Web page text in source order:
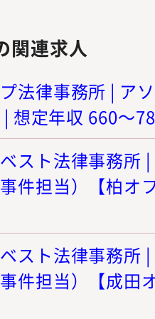
関連求人
法律事務所 | ア
想定年収 660～
スト法律事務所
件担当）【柏オ
スト法律事務所
件担当）【成田